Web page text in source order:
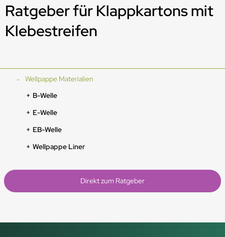
Ratgeber für Klappkartons mit
Klebestreifen
Wellpappe Materialien
B-Welle
E-Welle
EB-Welle
Wellpappe Liner
Direkt zum Ratgeber